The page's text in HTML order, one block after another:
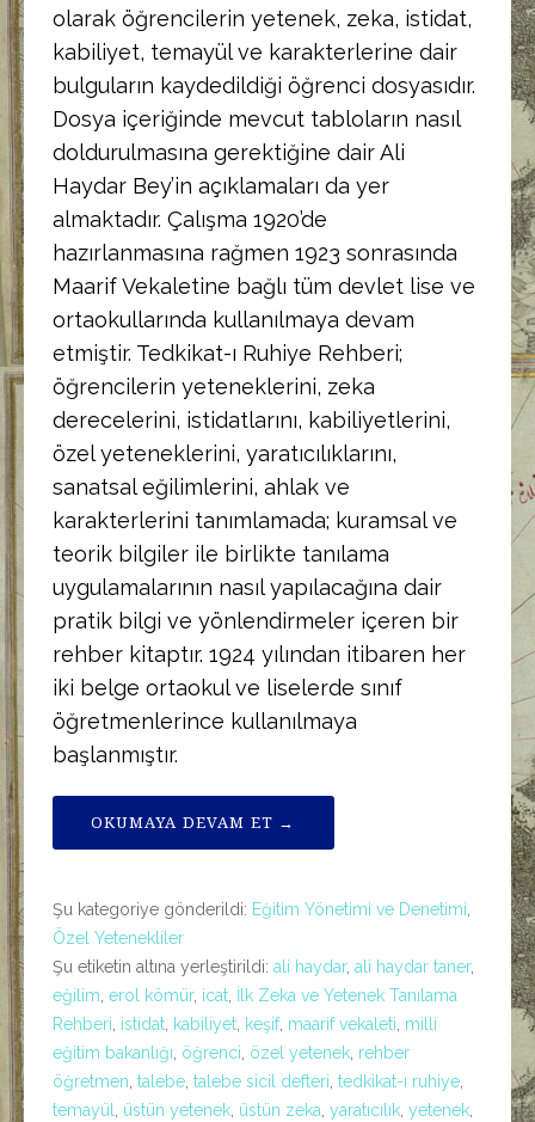
olarak öğrencilerin yetenek, zeka, istidat,
kabiliyet, temayül ve karakterlerine dair
bulguların kaydedildiği öğrenci dosyasıdır.
Dosya içeriğinde mevcut tabloların nasıl
doldurulmasına gerektiğine dair Ali
Haydar Bey’in açıklamaları da yer
almaktadır. Çalışma 1920’de
hazırlanmasına rağmen 1923 sonrasında
Maarif Vekaletine bağlı tüm devlet lise ve
ortaokullarında kullanılmaya devam
etmiştir. Tedkikat-ı Ruhiye Rehberi;
öğrencilerin yeteneklerini, zeka
derecelerini, istidatlarını, kabiliyetlerini,
özel yeteneklerini, yaratıcılıklarını,
sanatsal eğilimlerini, ahlak ve
karakterlerini tanımlamada; kuramsal ve
teorik bilgiler ile birlikte tanılama
uygulamalarının nasıl yapılacağına dair
pratik bilgi ve yönlendirmeler içeren bir
rehber kitaptır. 1924 yılından itibaren her
iki belge ortaokul ve liselerde sınıf
öğretmenlerince kullanılmaya
başlanmıştır.
OKUMAYA DEVAM ET →
Şu kategoriye gönderildi: Eğitim Yönetimi ve Denetimi
Özel Yetenekliler
Şu etiketin altına yerleştirildi: ali haydar, ali haydar taner,
eğilim erol kömür, icat İlk Zeka ve Yetenek Tanılama
Rehberi istidat kabiliyet keşif, maarif vekaleti milli
eğitim bakanlığı öğrenci özel yetenek rehber
öğretmen talebe talebe sicil defteri tedkikat-ı ruhiye
temayül
üstün yetenek üstün zeka yaratıcılık yetenek